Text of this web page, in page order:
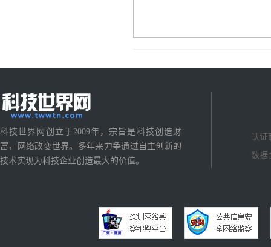
科技世界网创立于2009年，宗旨是科技创造财
富，网络改变世界。多年来力争通过自主创新的
技术实现为科技企业创造最大的价值。
认证
数据